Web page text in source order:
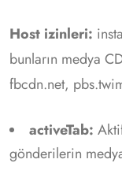
Host izinleri:
bunların medya
fbcdn.net,
activeTab:
gönderilerin